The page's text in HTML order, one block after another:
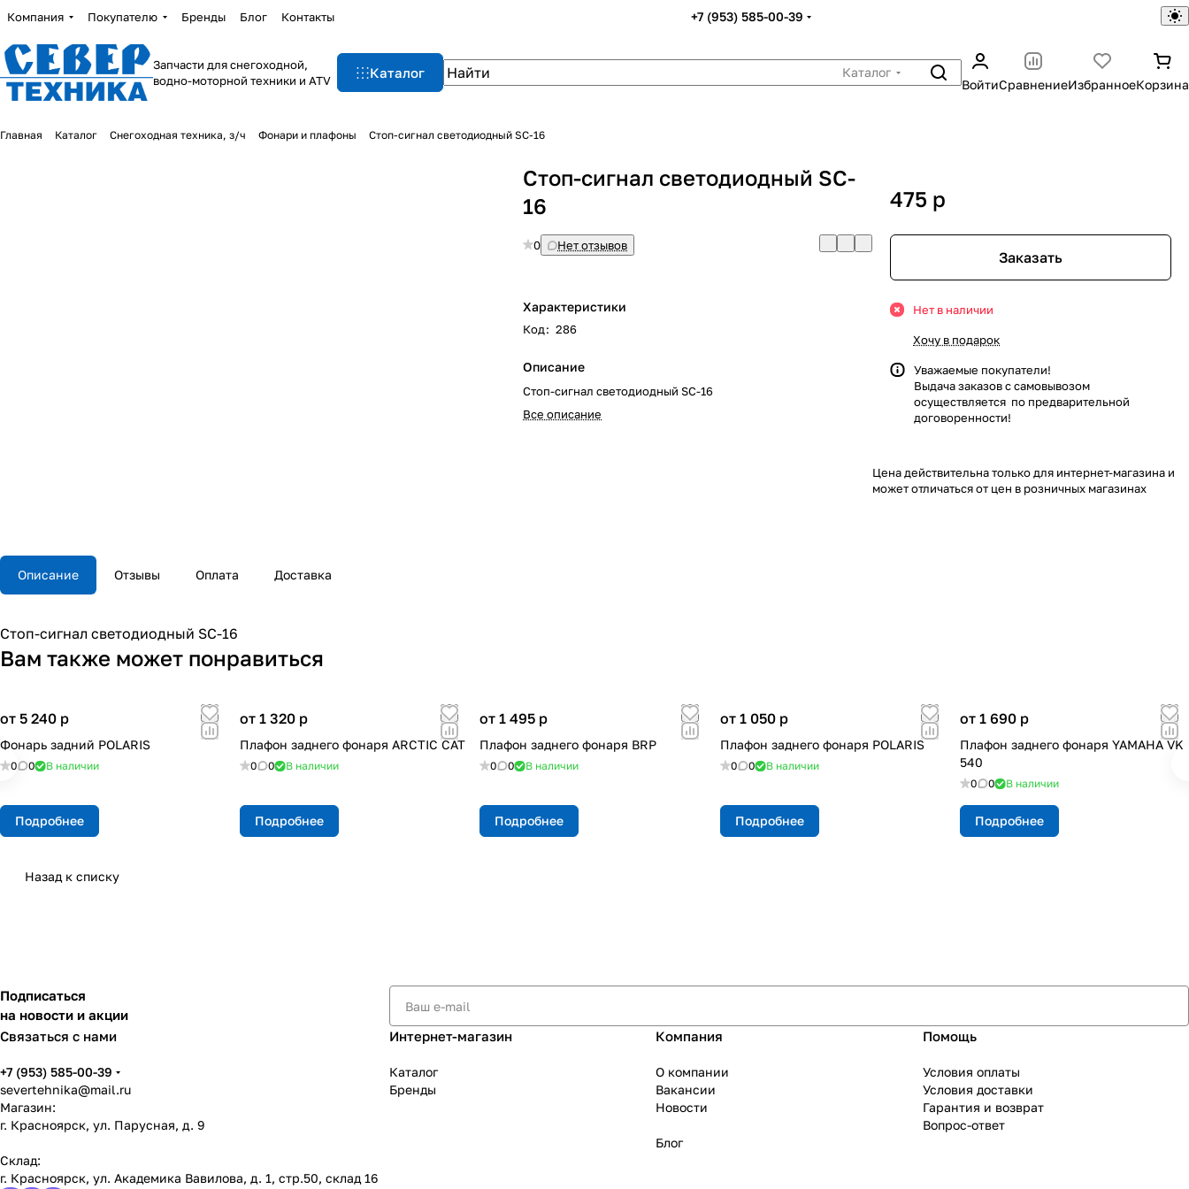
Компания Покупателю Бренды Блог Контакты +7 (953) 585-00-39
Запчасти для снегоходной,
водно-моторной техники и ATV
Каталог
Каталог
ВойтиСравнениеИзбранноеКорзина
Главная Каталог Снегоходная техника, з/ч Фонари и плафоны Стоп-сигнал светодиодный SC-16
Стоп-сигнал светодиодный SC-
16
0 Нет отзывов
Характеристики
Код: 286
Описание
Стоп-сигнал светодиодный SC-16
Все описание
475 p
Заказать
Нет в наличии
Хочу в подарок
Уважаемые покупатели!
Выдача заказов с самовывозом
осуществляется по предварительной
договоренности!
Цена действительна только для интернет-магазина и
может отличаться от цен в розничных магазинах
Описание Отзывы Оплата Доставка
Стоп-сигнал светодиодный SC-16
Вам также может понравиться
от 5 240 p
Фонарь задний POLARIS
0 0 В наличии
Подробнее
от 1 320 p
Плафон заднего фонаря ARCTIC CAT
0 0 В наличии
Подробнее
от 1 495 p
Плафон заднего фонаря BRP
0 0 В наличии
Подробнее
от 1 050 p
Плафон заднего фонаря POLARIS
0 0 В наличии
Подробнее
от 1 690 p
Плафон заднего фонаря YAMAHA VK
540
0 0 В наличии
Подробнее
Назад к списку
Подписаться
на новости и акции
Связаться с нами
+7 (953) 585-00-39
severtehnika@mail.ru
Магазин:
г. Красноярск, ул. Парусная, д. 9
Склад:
г. Красноярск, ул. Академика Вавилова, д. 1, стр.50, склад 16
Интернет-магазин
Каталог
Бренды
Компания
О компании
Вакансии
Новости
Блог
Помощь
Условия оплаты
Условия доставки
Гарантия и возврат
Вопрос-ответ